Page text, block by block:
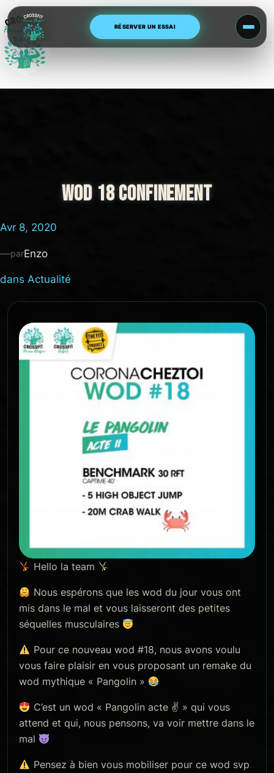
RÉSERVER UN ESSAI
Aller
au
contenu
Human Blossom CrossFit
WOD 18 CONFINEMENT
Avr 8, 2020
—parEnzo
dans Actualité
Hello la team
Nous espérons que les wod du jour vous ont
mis dans le mal et vous laisseront des petites
séquelles musculaires
Pour ce nouveau wod #18, nous avons voulu
vous faire plaisir en vous proposant un remake du
wod mythique « Pangolin »
C’est un wod « Pangolin acte ✌ » qui vous
attend et qui, nous pensons, va voir mettre dans le
mal
Pensez à bien vous mobiliser pour ce wod svp